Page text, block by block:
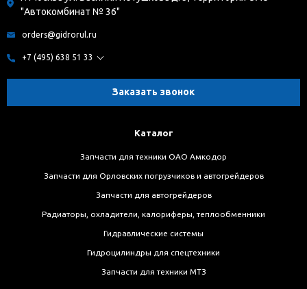
"Автокомбинат № 36"
orders@gidrorul.ru
+7 (495) 638 51 33
Заказать звонок
Каталог
Запчасти для техники ОАО Амкодор
Запчасти для Орловских погрузчиков и автогрейдеров
Запчасти для автогрейдеров
Радиаторы, охладители, калориферы, теплообменники
Гидравлические системы
Гидроцилиндры для спецтехники
Запчасти для техники МТЗ